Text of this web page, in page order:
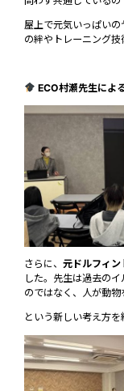
屋上で元気いっぱい
の絆やトレーニング技
ECO村瀬先生によ
さらに、 元ドルフィン
した。先生は過去の
のではなく、人が動物
という新しい考え方を